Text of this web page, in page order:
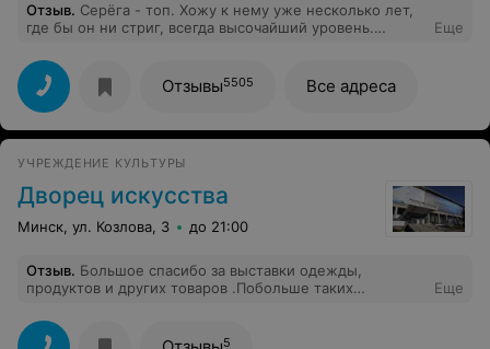
Отзыв. Серёга - топ. Хожу к нему уже несколько лет,
где бы он ни стриг, всегда высочайший уровень.
Еще
Отзывы5505 Все адреса
УЧРЕЖДЕНИЕ КУЛЬТУРЫ
Дворец искусства
Минск, ул. Козлова, 3 до 21:00
Отзыв. Большое спасибо за выставки одежды,
продуктов и других товаров .Побольше таких
Еще
5